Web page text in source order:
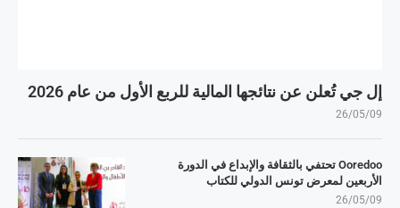
إل جي تُعلن عن نتائجها المالية للربع الأول من عام 2026
26/05/09
Ooredoo تحتفي بالثقافة والإبداع في الدورة
الأربعين لمعرض تونس الدولي للكتاب
26/05/09